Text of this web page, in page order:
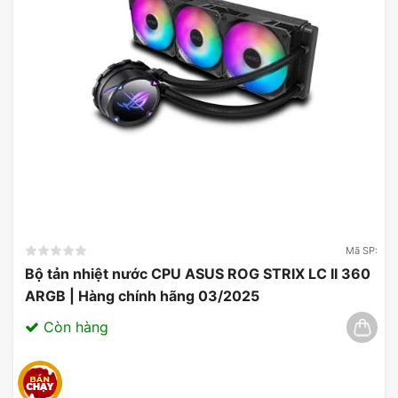
Giải phóng sức mạnh kiên cường: Kính cường lực
Phá vỡ các rào cản: Kính của
Mã SP:
Bộ tản nhiệt nước CPU ASUS ROG STRIX LC II 360
ARGB | Hàng chính hãng 03/2025
Còn hàng